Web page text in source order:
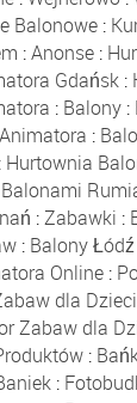
Balonowe :
:Anonse :
Gdańsk :
: Balony:
:
: Hurtownia
:Zabawki :
: Balony Łódź
Online :
dla
Zabaw dla
:
: